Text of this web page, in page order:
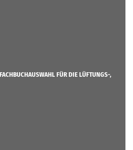
FÜR DIE LÜFTUNGS-,